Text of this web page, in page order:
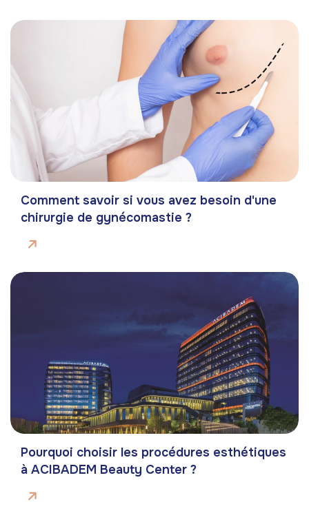
Comment savoir si vous avez besoin d'une
chirurgie de gynécomastie ?
Pourquoi choisir les procédures esthétiques
à ACIBADEM Beauty Center ?